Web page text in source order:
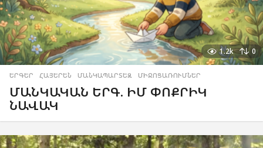
1.2k 0
ԵՐԳԵՐ ,ՀԱՅԵՐԵՆ ,ՄԱՆԿԱՊԱՐՏԵԶ ,ՄԻՋՈՑԱՌՈՒՄՆԵՐ
ՄԱՆԿԱԿԱՆ ԵՐԳ. ԻՄ ՓՈՔՐԻԿ
ՆԱՎԱԿ